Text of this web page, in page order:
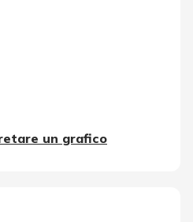
un grafico